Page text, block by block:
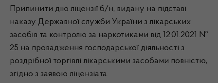
Припинити дію ліцензії б/н, видану на підставі
наказу Державної служби України з лікарських
засобів та контролю за наркотиками від 12.01.2021 №
25 на провадження господарської діяльності з
роздрібної торгівлі лікарськими засобами повністю,
згідно з заявою ліцензіата.